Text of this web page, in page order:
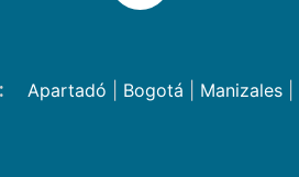
Apartadó Bogotá Manizales|